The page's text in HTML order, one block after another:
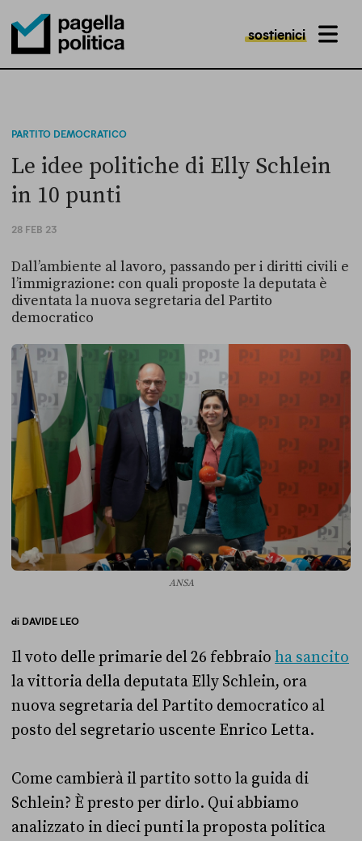
Pagella Politica Logo
sostienici MENU
PARTITO DEMOCRATICO
Le idee politiche di Elly Schlein
in 10 punti
28 FEB 23
Dall’ambiente al lavoro, passando per i diritti civili e
l’immigrazione: con quali proposte la deputata è
diventata la nuova segretaria del Partito
democratico
ANSA
di DAVIDE LEO
Il voto delle primarie del 26 febbraio ha sancito
la vittoria della deputata Elly Schlein, ora
nuova segretaria del Partito democratico al
posto del segretario uscente Enrico Letta.
Come cambierà il partito sotto la guida di
Schlein? È presto per dirlo. Qui abbiamo
analizzato in dieci punti la proposta politica